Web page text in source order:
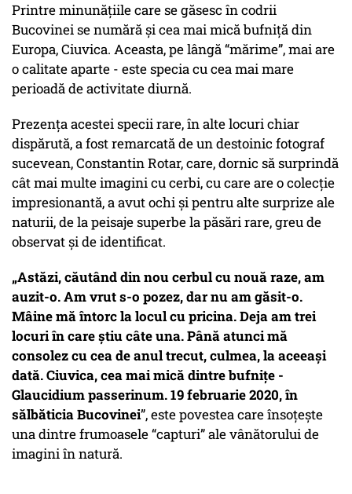
Printre minunățiile care se găsesc în codrii
Bucovinei se numără și cea mai mică bufniță din
Europa, Ciuvica. Aceasta, pe lângă “mărime”, mai are
o calitate aparte - este specia cu cea mai mare
perioadă de activitate diurnă.
Prezența acestei specii rare, în alte locuri chiar
dispărută, a fost remarcată de un destoinic fotograf
sucevean, Constantin Rotar, care, dornic să surprindă
cât mai multe imagini cu cerbi, cu care are o colecție
impresionantă, a avut ochi și pentru alte surprize ale
naturii, de la peisaje superbe la păsări rare, greu de
observat și de identificat.
„Astăzi, căutând din nou cerbul cu nouă raze, am
auzit-o. Am vrut s-o pozez, dar nu am găsit-o.
Mâine mă întorc la locul cu pricina.Deja am trei
locuri în care știu câte una. Până atunci mă
consolez cu cea de anul trecut, culmea, la aceeași
dată. Ciuvica, cea mai mică dintre bufnițe -
Glaucidium passerinum. 19 februarie 2020, în
sălbăticia Bucovinei”, este povestea care însoțește
una dintre frumoasele “capturi” ale vânătorului de
imagini în natură.